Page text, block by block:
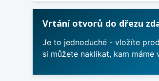
Vrtání otvorů do dřezu
Je to jednoduché - vložíte
si můžete naklikat, kam